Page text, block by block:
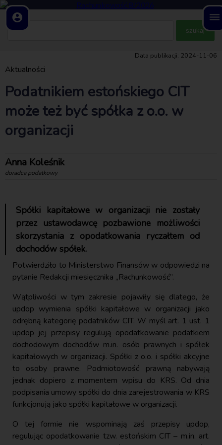
account_circle dehaze
Data publikacji: 2024-11-06
Aktualności
Podatnikiem estońskiego CIT
może też być spółka z o.o. w
organizacji
Anna Koleśnik
doradca podatkowy
Spółki kapitałowe w organizacji nie zostały
przez ustawodawcę pozbawione możliwości
skorzystania z opodatkowania ryczałtem od
dochodów spółek.
Potwierdziło to Ministerstwo Finansów w odpowiedzi na
pytanie Redakcji miesięcznika „Rachunkowość”.
Wątpliwości w tym zakresie pojawiły się dlatego, że
updop wymienia spółki kapitałowe w organizacji jako
odrębną kategorię podatników CIT. W myśl art. 1 ust. 1
updop jej przepisy regulują opodatkowanie podatkiem
dochodowym dochodów m.in. osób prawnych i spółek
kapitałowych w organizacji. Spółki z o.o. i spółki akcyjne
to osoby prawne. Podmiotowość prawną nabywają
jednak dopiero z momentem wpisu do KRS. Od dnia
podpisania umowy spółki do dnia zarejestrowania w KRS
funkcjonują jako spółki kapitałowe w organizacji.
O tej formie nie wspominają zaś przepisy updop,
regulując opodatkowanie tzw. estońskim CIT – m.in. art.